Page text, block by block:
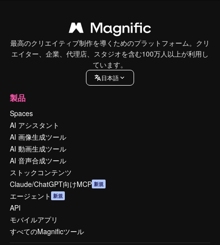
最高のクリエイティブ制作を導くためのプラットフォーム。クリ
エイター、企業、代理店、スタジオを含む100万人以上が利用し
ています。
日本語
製品
Spaces
AI アシスタント
AI 画像生成ツール
AI 動画生成ツール
AI 音声合成ツール
ストックコンテンツ
Claude/ChatGPT向けMCP 新規
エージェント 新規
API
モバイルアプリ
すべてのMagnificツール